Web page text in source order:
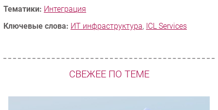
Тематики: Интеграция
Ключевые слова: ИТ инфраструктура, ICL Services
СВЕЖЕЕ ПО ТЕМЕ